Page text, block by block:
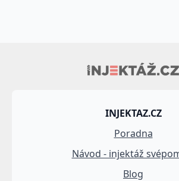
INJEKTAZ.CZ
Poradna
Návod - injektáž
Blog